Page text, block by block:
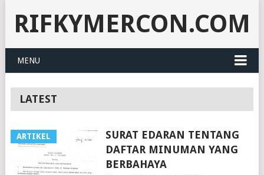
RIFKYMERCON.COM
MENU
LATEST
ARTIKEL
SURAT EDARAN TENTANG
DAFTAR MINUMAN YANG
BERBAHAYA